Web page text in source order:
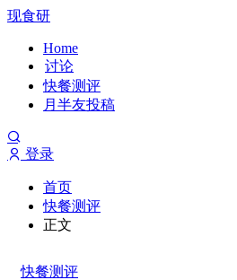
现食研
Home
讨论
快餐测评
月半友投稿
登录
首页
快餐测评
正文
快餐测评